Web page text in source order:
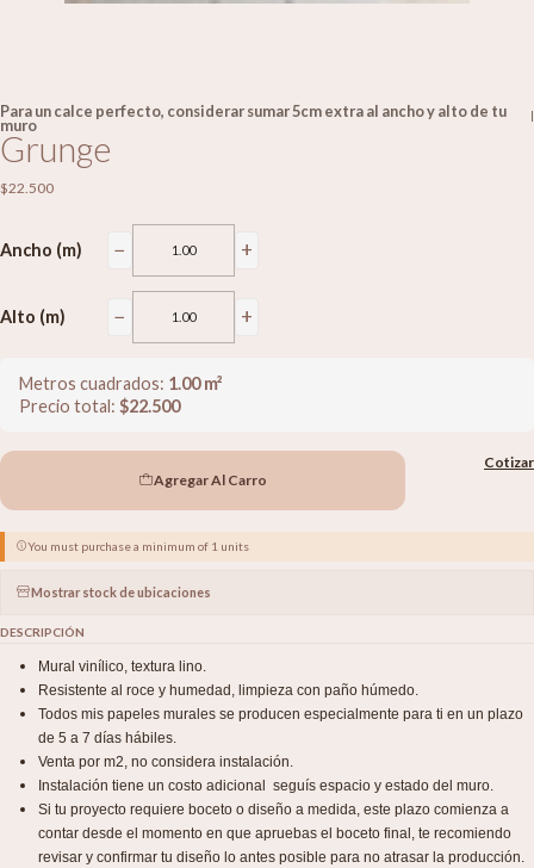
Para un calce perfecto, considerar sumar 5cm extra al ancho y alto de tu
muro
|
Grunge
$22.500
Ancho (m) − +
Alto (m) − +
Metros cuadrados: 1.00m²
Precio total: $22.500
Agregar Al Carro
Cotizar
You must purchase a minimum of 1 units
Mostrar stock de ubicaciones
DESCRIPCIÓN
Mural vinílico, textura lino.
Resistente al roce y humedad, limpieza con paño húmedo.
Todos mis papeles murales se producen especialmente para ti en un plazo
de 5 a 7 días hábiles.
Venta por m2, no considera instalación.
Instalación tiene un costo adicional seguís espacio y estado del muro.
Si tu proyecto requiere boceto o diseño a medida, este plazo comienza a
contar desde el momento en que apruebas el boceto final, te recomiendo
revisar y confirmar tu diseño lo antes posible para no atrasar la producción.